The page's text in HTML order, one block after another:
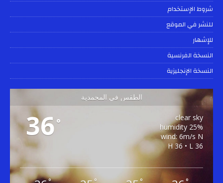
شروط الإستخدام
للنشر في الموقع
للإشهار
النسخة الفرنسية
النسخة الإنجليزية
الطقس في المحمدية
36°
clear sky
25% humidity
wind: 6m/s N
H 36 • L 36